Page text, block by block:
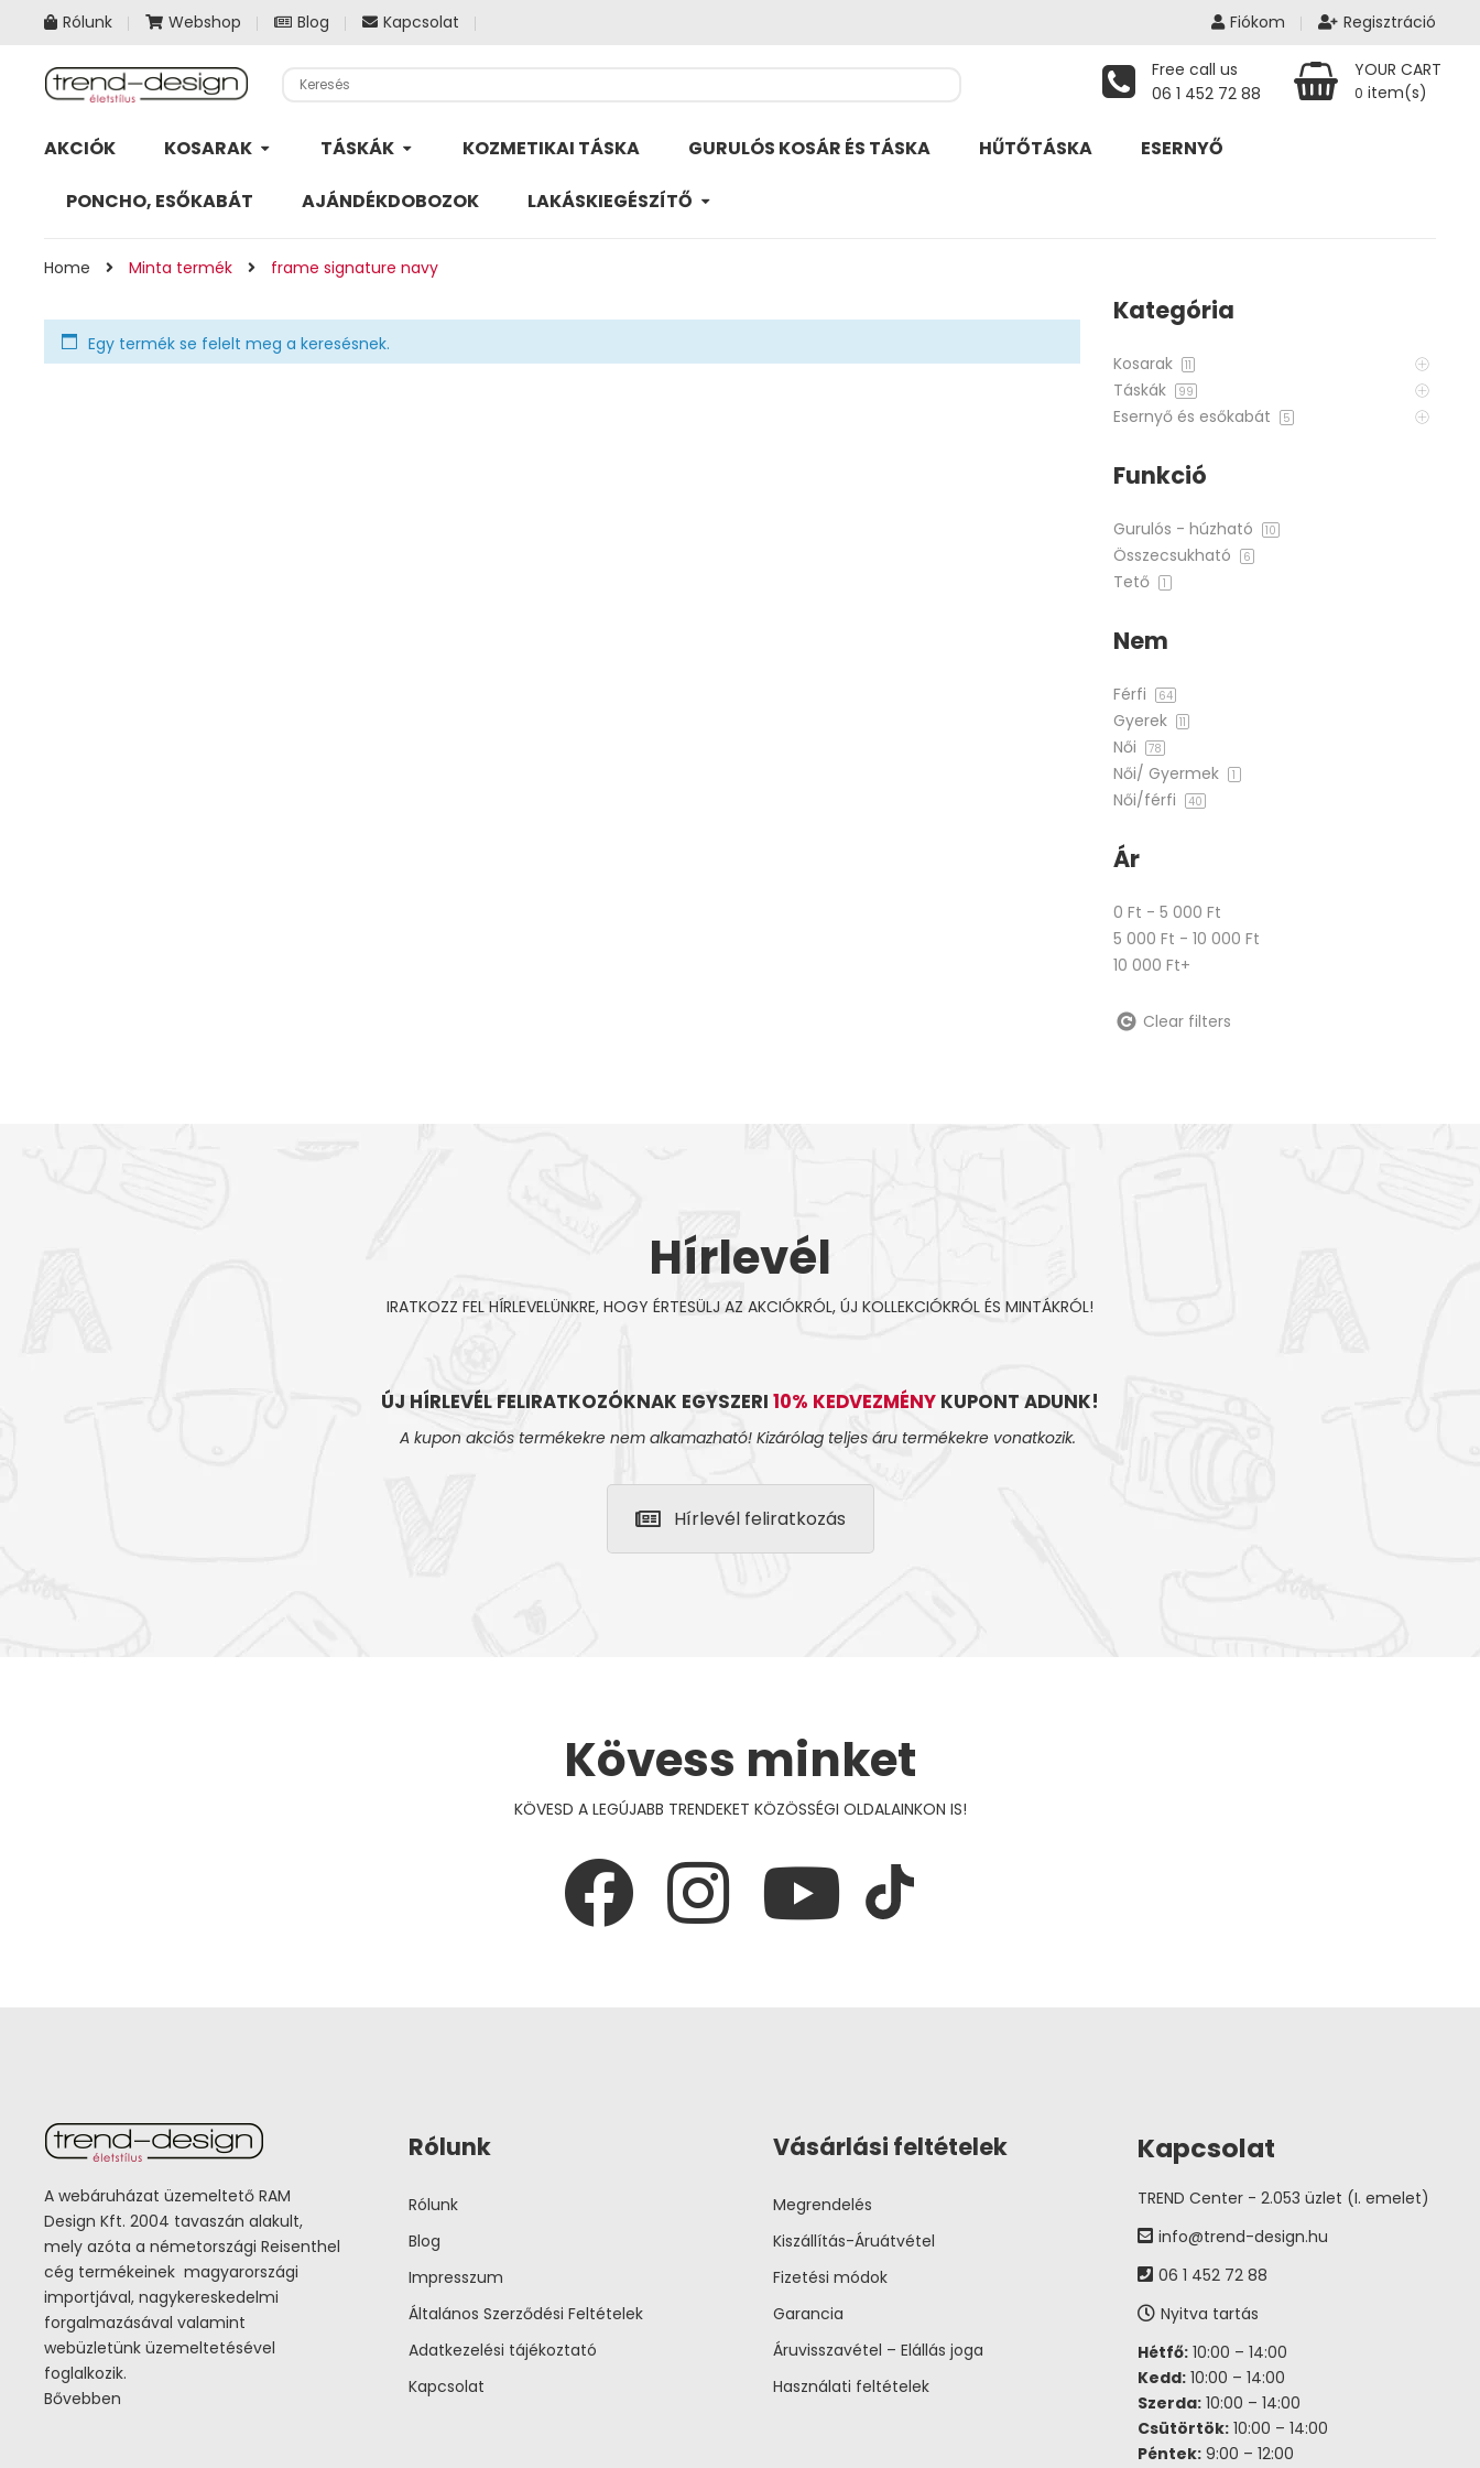
Rólunk Webshop Blog Kapcsolat Fiókom Regisztráció
Free call us
06 1 452 72 88
YOUR CART
0 item(s)
AKCIÓK KOSARAK TÁSKÁK KOZMETIKAI TÁSKA GURULÓS KOSÁR ÉS TÁSKA HŰTŐTÁSKA ESERNYŐ
PONCHO, ESŐKABÁT AJÁNDÉKDOBOZOK LAKÁSKIEGÉSZÍTŐ
Home Minta termék frame signature navy
Egy termék se felelt meg a keresésnek.
Kategória
Kosarak 11
Táskák 99
Esernyő és esőkabát 5
Funkció
Gurulós - húzható 10
Összecsukható 6
Tető 1
Nem
Férfi 64
Gyerek 11
Női 78
Női/ Gyermek 1
Női/férfi 40
Ár
0 Ft - 5 000 Ft
5 000 Ft - 10 000 Ft
10 000 Ft+
Clear filters
Hírlevél
IRATKOZZ FEL HÍRLEVELÜNKRE, HOGY ÉRTESÜLJ AZ AKCIÓKRÓL, ÚJ KOLLEKCIÓKRÓL ÉS MINTÁKRÓL!
ÚJ HÍRLEVÉL FELIRATKOZÓKNAK EGYSZERI 10% KEDVEZMÉNY KUPONT ADUNK!
A kupon akciós termékekre nem alkamazható! Kizárólag teljes áru termékekre vonatkozik.
Hírlevél feliratkozás
Kövess minket
KÖVESD A LEGÚJABB TRENDEKET KÖZÖSSÉGI OLDALAINKON IS!
A webáruházat üzemeltető RAM
Design Kft. 2004 tavaszán alakult,
mely azóta a németországi Reisenthel
cég termékeinek magyarországi
importjával, nagykereskedelmi
forgalmazásával valamint
webüzletünk üzemeltetésével
foglalkozik.
Bővebben
Rólunk
Rólunk
Blog
Impresszum
Általános Szerződési Feltételek
Adatkezelési tájékoztató
Kapcsolat
Vásárlási feltételek
Megrendelés
Kiszállítás-Áruátvétel
Fizetési módok
Garancia
Áruvisszavétel – Elállás joga
Használati feltételek
Kapcsolat
TREND Center - 2.053 üzlet (I. emelet)
info@trend-design.hu
06 1 452 72 88
Nyitva tartás
Hétfő: 10:00 – 14:00
Kedd: 10:00 – 14:00
Szerda: 10:00 – 14:00
Csütörtök: 10:00 – 14:00
Péntek: 9:00 – 12:00